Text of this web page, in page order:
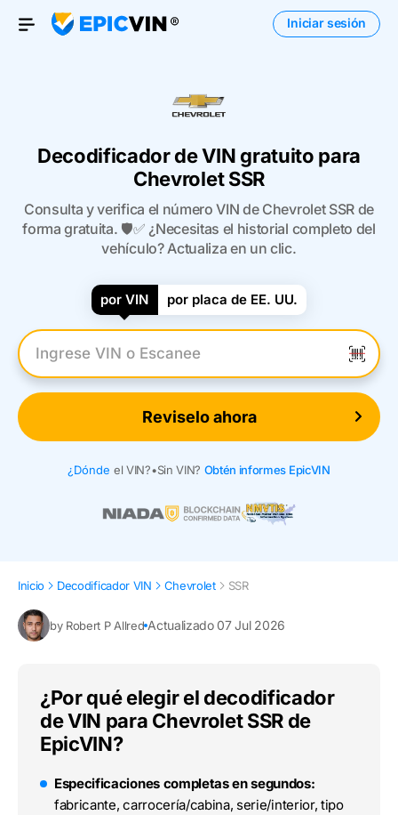
Open Menu
Iniciar sesión
Decodificador de VIN gratuito para
Chevrolet SSR
Consulta y verifica el número VIN de Chevrolet SSR de
forma gratuita. 🛡️✅ ¿Necesitas el historial completo del
vehículo? Actualiza en un clic.
por VIN por placa de EE. UU.
Introduzca el VIN
Reviselo ahora
¿Dónde el VIN?•Sin VIN? Obtén informes EpicVIN
Inicio Decodificador VIN Chevrolet SSR
by Robert P Allred Actualizado 07 Jul 2026
¿Por qué elegir el decodificador
de VIN para Chevrolet SSR de
EpicVIN?
Especificaciones completas en segundos:
fabricante, carrocería/cabina, serie/interior, tipo